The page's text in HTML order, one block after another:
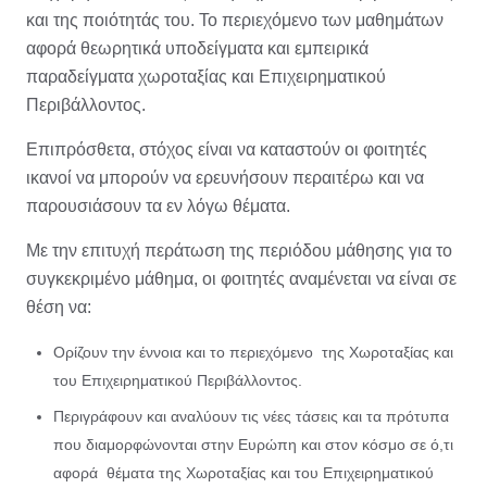
και της ποιότητάς του. Το περιεχόμενο των μαθημάτων
αφορά θεωρητικά υποδείγματα και εμπειρικά
παραδείγματα χωροταξίας και Επιχειρηματικού
Περιβάλλοντος.
Επιπρόσθετα, στόχος είναι να καταστούν οι φοιτητές
ικανοί να μπορούν να ερευνήσουν περαιτέρω και να
παρουσιάσουν τα εν λόγω θέματα.
Με την επιτυχή περάτωση της περιόδου μάθησης για το
συγκεκριμένο μάθημα, οι φοιτητές αναμένεται να είναι σε
θέση να:
Ορίζουν την έννοια και το περιεχόμενο της Χωροταξίας και
του Επιχειρηματικού Περιβάλλοντος.
Περιγράφουν και αναλύουν τις νέες τάσεις και τα πρότυπα
που διαμορφώνονται στην Ευρώπη και στον κόσμο σε ό,τι
αφορά θέματα της Χωροταξίας και του Επιχειρηματικού